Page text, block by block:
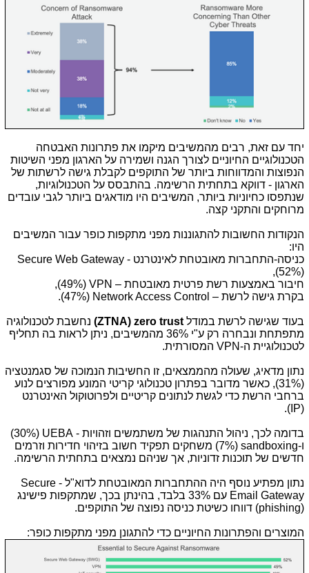
יחד עם זאת, רבים מהמשיבים מיקמו את פתרונות האבטחה
הטכנולוגיים החיוניים לצורך הגנה ושמירה על הארגון מפני השיטות
הנפוצות והמדווחות ביותר של התוקפים לקבלת גישה לרשתות של
הארגון - דווקא בתחתית הרשימה. בהתבסס על הטכנולוגיות,
שנתפסו כחיוניות ביותר, המשיבים היו מודאגים ביותר לגבי עובדים
מרוחקים והתקני קצה.
הנקודות החשובות להתגוננות מפני מתקפות כופר עבור המשיבים
היו:
כניסה-התחברות מאובטחת לאינטרנט - Secure Web Gateway
(52%),
חיבור באמצעות רשת פרטית מאובטחת – VPN
(49%),
בקרת גישה לרשת – Network Access Control
(47%).
בעוד שגישה לרשת במודל zero trust
(
ZTNA
) נחשבת לטכנולוגיה
מתפתחת ונבחרה רק ע"י 36% מהמשיבים, ניתן לראות בה תחליף
לטכנולוגיית ה-VPN המסורתית.
נתון מדאיג, שעולה מהממצאים, זו החשיבות הנמוכה של סגמנטציה
(31%), כאשר מדובר בפתרון טכנולוגי קריטי המונע מפורצים לנוע
ברחבי הרשת כדי לגשת לנתונים קריטיים ולפרוטוקול האינטרנט
(
IP
).
בדומה לכך, ניהול התנהגות של משתמשים וזהויות - UEBA
(30%)
ו-sandboxing
(7%) משחקים תפקיד חשוב בזיהוי חדירות וזרמים
חדשים של תוכנות זדוניות, אך שניהם נמצאים בתחתית הרשימה.
נתון מפתיע נוסף היה ההתחברות המאובטחת לדוא"ל - Secure
Email Gateway
עם 33% בלבד, בהינתן בכך, שמתקפות פישינג
(
phishing) דווחו כשיטת כניסה נפוצה של התוקפים.
המוצרים והפתרונות החיוניים כדי להתגונן מפני מתקפות כופר: